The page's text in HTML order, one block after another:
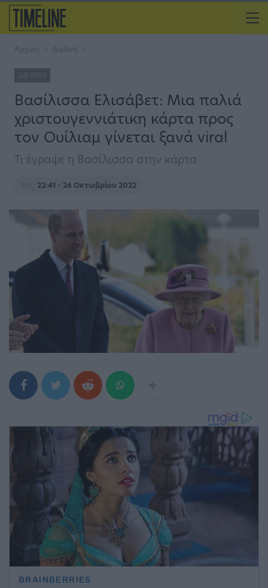
Αρχική Διεθνή
ΔΙΕΘΝΉ
Βασίλισσα Ελισάβετ: Μια παλιά
χριστουγεννιάτικη κάρτα προς
τον Ουίλιαμ γίνεται ξανά viral
Τι έγραψε η Βασίλισσα στην κάρτα
Στις 22:41 - 26 Οκτωβρίου 2022